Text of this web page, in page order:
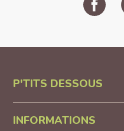
P'TITS DESSOUS
INFORMATIONS